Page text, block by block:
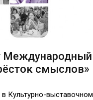
Международный
смыслов»
Культурно-выставочном